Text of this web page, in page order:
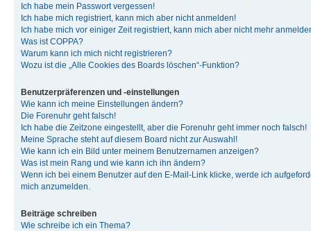
Ich habe mein Passwort vergessen!
Ich habe mich registriert, kann mich aber nicht anmelden!
Ich habe mich vor einiger Zeit registriert, kann mich aber nicht mehr
Was ist COPPA?
Warum kann ich mich nicht registrieren?
Wozu ist die „Alle Cookies des Boards löschen“-Funktion?
Benutzerpräferenzen und -einstellungen
Wie kann ich meine Einstellungen ändern?
Die Forenuhr geht falsch!
Ich habe die Zeitzone eingestellt, aber die Forenuhr geht immer noch falsch!
Meine Sprache steht auf diesem Board nicht zur Auswahl!
Wie kann ich ein Bild unter meinem Benutzernamen anzeigen?
Was ist mein Rang und wie kann ich ihn ändern?
Wenn ich bei einem Benutzer auf den E-Mail-Link klicke, werde ich
mich anzumelden.
Beiträge schreiben
Wie schreibe ich ein Thema?